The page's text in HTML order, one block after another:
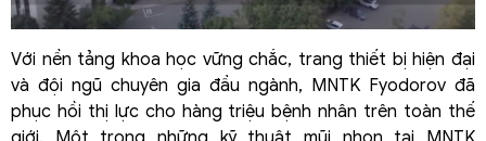
Với nền tảng khoa học vững chắc, trang thiết bị hiện đại
và đội ngũ chuyên gia đầu ngành, MNTK Fyodorov đã
phục hồi thị lực cho hàng triệu bệnh nhân trên toàn thế